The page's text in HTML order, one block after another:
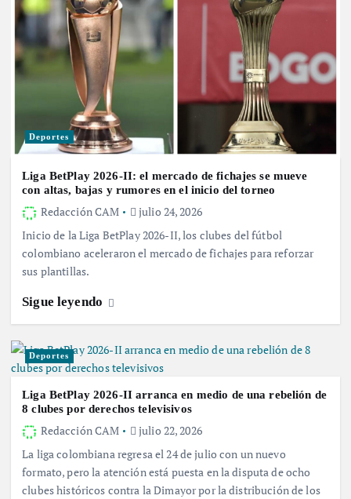
Deportes
Liga BetPlay 2026-II: el mercado de fichajes se mueve
con altas, bajas y rumores en el inicio del torneo
Redacción CAM
julio 24, 2026
Inicio de la Liga BetPlay 2026-II, los clubes del fútbol
colombiano aceleraron el mercado de fichajes para reforzar
sus plantillas.
Sigue leyendo
Deportes
Liga BetPlay 2026-II arranca en medio de una rebelión de
8 clubes por derechos televisivos
Redacción CAM
julio 22, 2026
La liga colombiana regresa el 24 de julio con un nuevo
formato, pero la atención está puesta en la disputa de ocho
clubes históricos contra la Dimayor por la distribución de los